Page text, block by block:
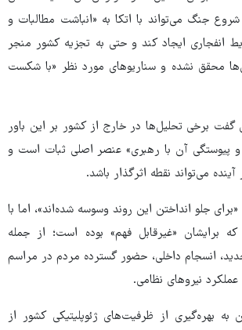
جنگ می‌تواند با اتکا به «انباشت مطالبات و
انفجاری ایجاد کند و حتی به تجزیه کشور منجر
محقق نشده و سناریوهای مورد نظر «با شکست
گفت برخی تحلیل‌ها در خارج از کشور بر این باور
و پیوستگی آن با رهبری» عنصر اصلی ثبات است و
می‌تواند نقطه اثرگذار باشد.
جلو انداختن این روند وسوسه شده‌اند»، اما با
که برایشان «غیرقابل فهم» بوده است؛ از جمله
انسجام داخلی، حضور گسترده مردم در مراسم
نیروهای نظامی.
به بهره‌گیری از ظرفیت‌های ژئوپلیتیکی کشور از